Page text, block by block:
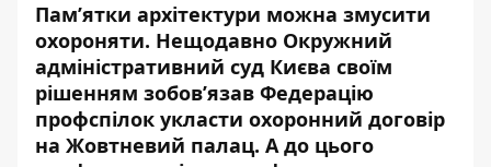
Пам’ятки архітектури можна змусити
охороняти. Нещодавно Окружний
адміністративний суд Києва своїм
рішенням зобов’язав Федерацію
профспілок укласти охоронний договір
на Жовтневий палац. А до цього